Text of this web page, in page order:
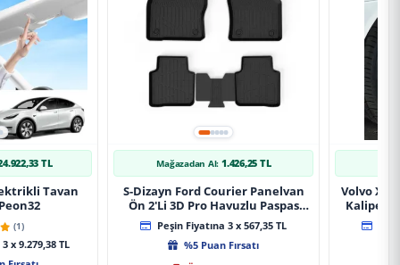
TL
Tavan
(1)
x 9.279,38 TL
Mağazadan Al: 1.426,25 TL
S-Dizayn Ford Courier Panelvan
Ön 2'Li 3D Pro Havuzlu Paspas
2014-2024 A+ Kalite
Peşin Fiyatına 3 x 567,35 TL
%5 Puan Fırsatı
Volvo
Kaliper